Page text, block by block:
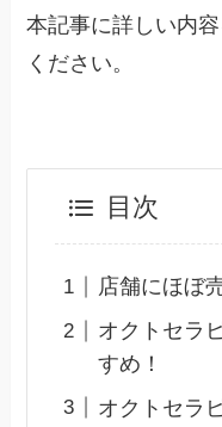
本記事に詳しい内
ください。
目次
店舗にほぼ
オクトセラ
すめ！
オクトセラ